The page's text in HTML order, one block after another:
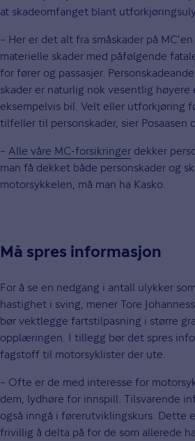
at skadeomfanget blant
– Her er det alt fra småskader på
materielle skader med påfølgende
for fører og passasjer.
skader er naturlig nok vesentlig høyere
eksempelvis bil. Velt eller utforkjøring
tilfeller til personskader, sier Posaasen
– Alle våre MC-forsikringer dekker
man få dekket både personskader og
motorsykkelen, må man ha Kasko.
Må spres informasjon
For å se en nedgang i antall ulykker
hastighet i sving, mener Tore
bør vektlegge fartstilpasning i større
opplæringen. I tillegg bør det spres
fagstoff til motorsyklister der ute.
– Ofte er de med interesse for
dem, lydhøre for innspill. Tilsvarende
også inngå i førerutviklingskurs. Dette
frivillig å delta på for de som allerede